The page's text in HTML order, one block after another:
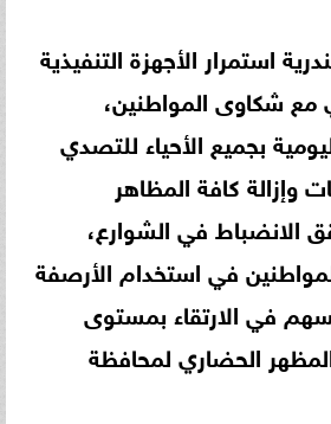
استمرار الأجهزة التنفيذية
مع شكاوى المواطنين،
بجميع الأحياء للتصدي
وإزالة كافة المظاهر
الانضباط في الشوارع،
في استخدام الأرصفة
في الارتقاء بمستوى
الحضاري لمحافظة